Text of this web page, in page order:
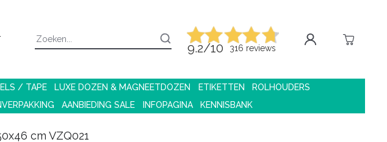
9.2/10 316 reviews
/ TAPE LUXE DOZEN & MAGNEETDOZEN ETIKETTEN
ROLHOUDERS
AANBIEDING SALE INFOPAGINA KENNISBANK
cm VZQ021